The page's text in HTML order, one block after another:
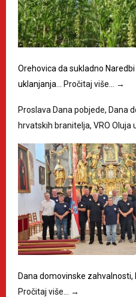
Orehovica da sukladno
uklanjanja…
Pročitaj više… →
Proslava Dana pobjede, Dana
hrvatskih branitelja, VRO
Dana domovinske zahvalnosti,
Pročitaj više…
→